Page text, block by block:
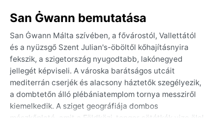
San Ġwann bemutatása
San Ġwann Málta szívében, a fővárostól, Vallettától
és a nyüzsgő Szent Julian's-öböltől kőhajításnyira
fekszik, a szigetország nyugodtabb, lakónegyed
jellegét képviseli. A városka barátságos utcáit
mediterrán cserjék és alacsony háztetők szegélyezik,
a dombtetőn álló plébániatemplom tornya messziről
kiemelkedik. A sziget geográfiája dombos
mészkőplató, amit a Földközi-tenger sötétkék vize ölel